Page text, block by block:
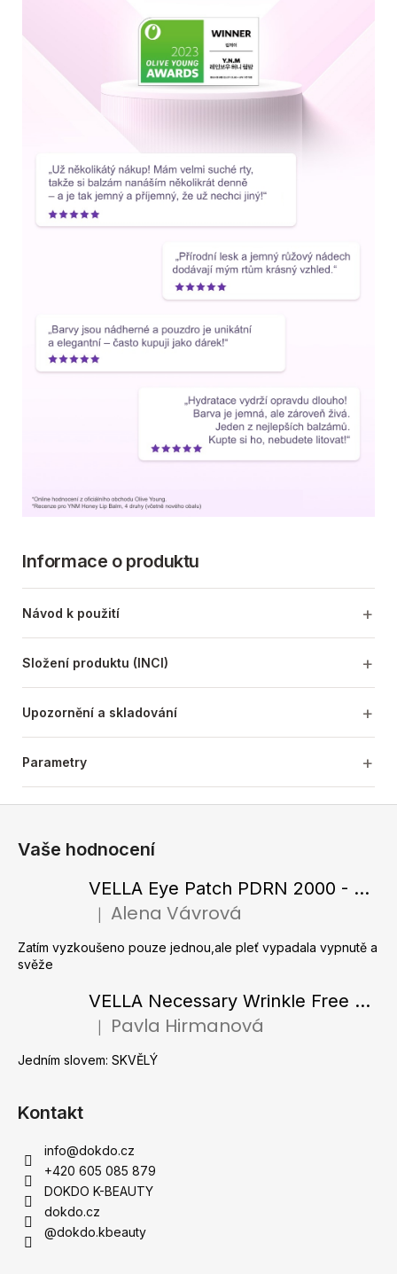
Informace o produktu
Návod k použití
Složení produktu (INCI)
Upozornění a skladování
Parametry
Vaše hodnocení
VELLA Eye Patch PDRN 2000 - Tající hydrogelové náplasti pod oči s PDRN 72 g / 60 ks
Hodnocení produktu je 5 z 5 hvězdiček.
Alena Vávrová
Zatím vyzkoušeno pouze jednou,ale pleť vypadala vypnutě a
svěže
VELLA Necessary Wrinkle Free Ampoule - Protivrásková ampule s kolagenovými vlákny a zlatým práškem 50 ml
Hodnocení produktu je 5 z 5 hvězdiček.
Pavla Hirmanová
Jedním slovem: SKVĚLÝ
Kontakt
info@dokdo.cz
+420 605 085 879
DOKDO K-BEAUTY
dokdo.cz
@dokdo.kbeauty